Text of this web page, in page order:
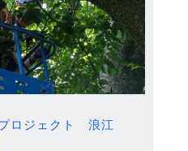
ロジェクト 浪江